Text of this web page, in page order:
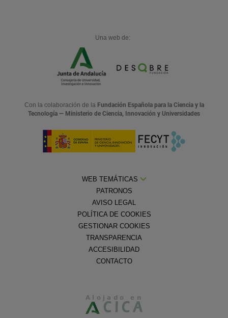
Una web de:
Con la colaboración de la Fundación Española para la Ciencia y la
Tecnología — Ministerio de Ciencia, Innovación y Universidades
WEB TEMÁTICAS
PATRONOS
AVISO LEGAL
POLÍTICA DE COOKIES
GESTIONAR COOKIES
TRANSPARENCIA
ACCESIBILIDAD
CONTACTO